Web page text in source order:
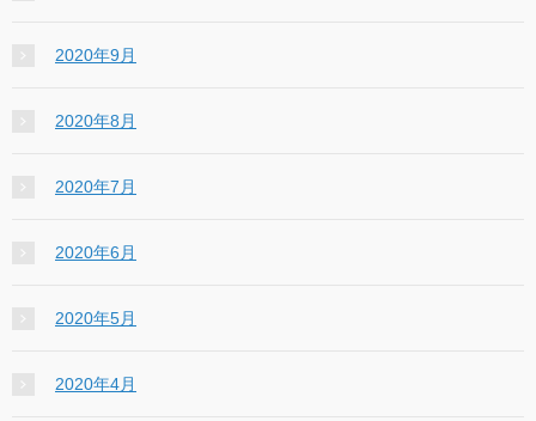
2020年9月
2020年8月
2020年7月
2020年6月
2020年5月
2020年4月